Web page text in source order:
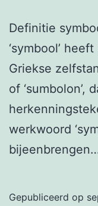
Definitie
‘symbool’
Griekse
of ‘sumbolon’,
werkwoord
Gepubliceerd op